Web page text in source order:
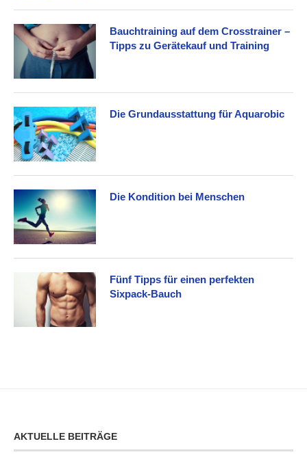
Bauchtraining auf dem Crosstrainer –
Tipps zu Gerätekauf und Training
Die Grundausstattung für Aquarobic
Die Kondition bei Menschen
Fünf Tipps für einen perfekten
Sixpack-Bauch
AKTUELLE BEITRÄGE